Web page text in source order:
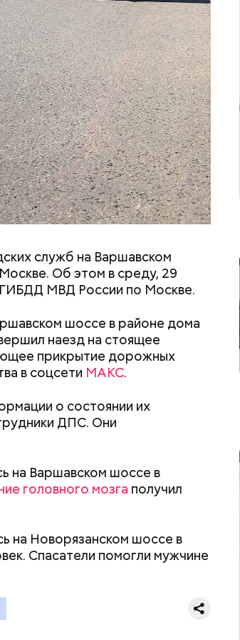
служб на Варшавском
Об этом в среду, 29
МВД России по Москве.
шоссе в районе дома
наезд на стоящее
прикрытие дорожных
в соцсети МАКС.
о состоянии их
ДПС. Они
на Варшавском шоссе в
головного мозга получил
на Новорязанском шоссе в
Спасатели помогли мужчине
по 2021 год Гасанов
170 миллионов рублей. Эти
и собственными
на спорт Гасанов получал
лица, а также на
счета, — пояснили в
«Снизить градус опасности»:
когда в Москве начнется
гроза и закончится жара
рублей от государства при